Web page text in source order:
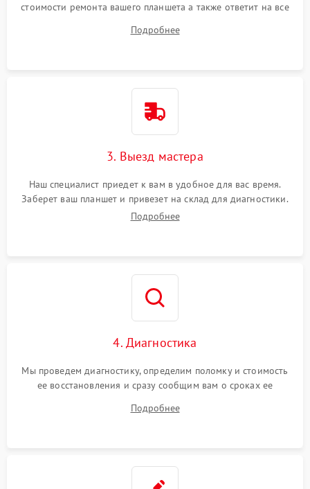
стоимости ремонта вашего планшета а также ответит на все
Подробнее
3. Выезд мастера
Наш специалист приедет к вам в удобное для вас время.
Заберет ваш планшет и привезет на склад для диагностики.
Подробнее
4. Диагностика
Мы проведем диагностику, определим поломку и стоимость
ее восстановления и сразу сообщим вам о сроках ее
Подробнее